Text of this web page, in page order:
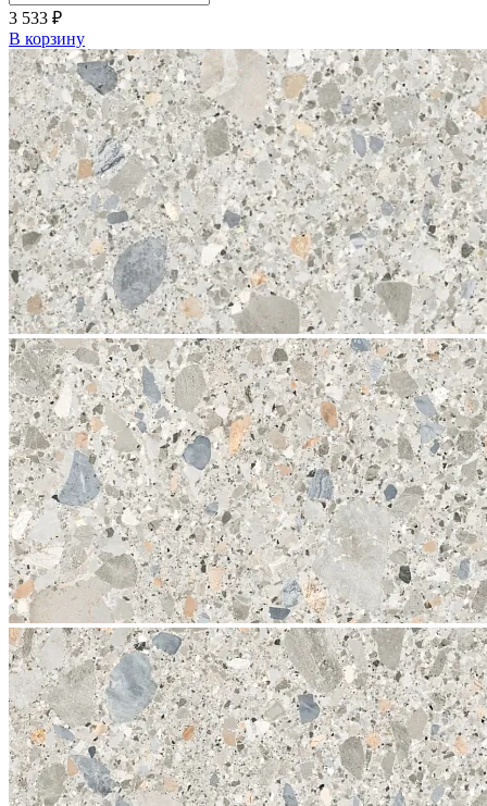
3 533 ₽
В корзину